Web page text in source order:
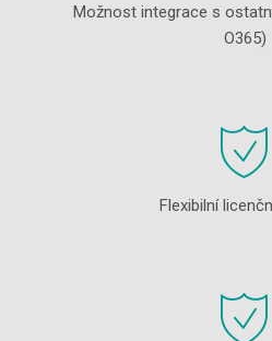
Možnost integrace s
O365)
Flexibilní